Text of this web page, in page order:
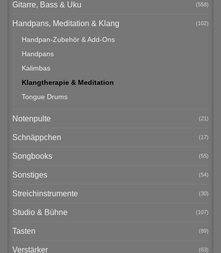
Gitarre, Bass & Uku (558)
Handpans, Meditation & Klang (102)
Handpan-Zubehör & Add-Ons
Handpans
Kalimbas
Klangtherapie & Meditation
Tongue Drums
Notenpulte (21)
Schnäppchen (17)
Songbooks (55)
Sonstiges (54)
Streichinstrumente (30)
Studio & Bühne (107)
Tasten (89)
Verstärker (63)